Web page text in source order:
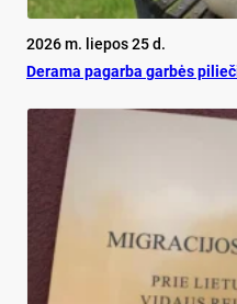
2026 m. liepos 25 d.
De­ra­ma pa­gar­ba gar­bės